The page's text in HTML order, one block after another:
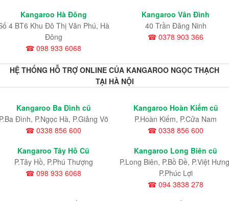
Kangaroo Hà Đông
4 BT6 Khu Đô Thị Văn Phú, Hà
Đông
☎ 098 933 6068
Kangaroo Vân Đình
40 Trần Đăng Ninh
☎ 0378 903 366
HỆ THỐNG HỖ TRỢ ONLINE CỦA KANGAROO NGỌC THẠCH
TẠI HÀ NỘI
Kangaroo Ba Đình cũ
Đình, P.Ngọc Hà, P.Giảng Võ
☎ 0338 856 600
Kangaroo Hoàn Kiếm cũ
P.Hoàn Kiếm, P.Cửa Nam
☎ 0338 856 600
Kangaroo Tây Hồ Cũ
P.Tây Hồ, P.Phú Thượng
☎ 098 933 6068
Kangaroo Long Biên cũ
P.Long Biên, P.Bồ Đề, P.Việt
P.Phúc Lợi
☎ 094 3838 278